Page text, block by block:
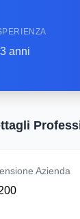
anni
Azienda